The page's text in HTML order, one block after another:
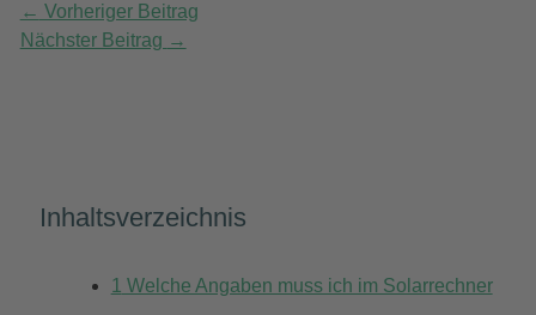
Inhaltsverzeichnis
1 Welche Angaben muss ich im Solarrechner
← Vorheriger Beitrag
Nächster Beitrag →